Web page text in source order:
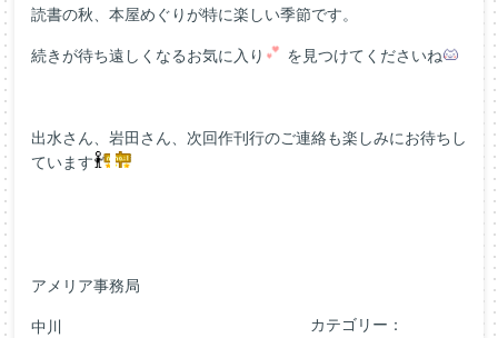
読書の秋、本屋めぐりが特に楽しい季節です。
続きが待ち遠しくなるお気に入り を見つけてくださいね
出水さん、岩田さん、次回作刊行のご連絡も楽しみにお待ちし
ています
アメリア事務局
中川
カテゴリー：